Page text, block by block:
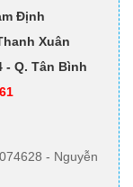
Định
Xuân
- Q. Tân Bình
- Nguyễn